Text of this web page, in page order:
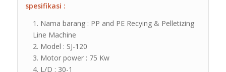
spesifikasi :
Nama barang : PP and PE Recying & Pelletizing
Line Machine
Model : SJ-120
Motor power : 75 Kw
L/D : 30-1